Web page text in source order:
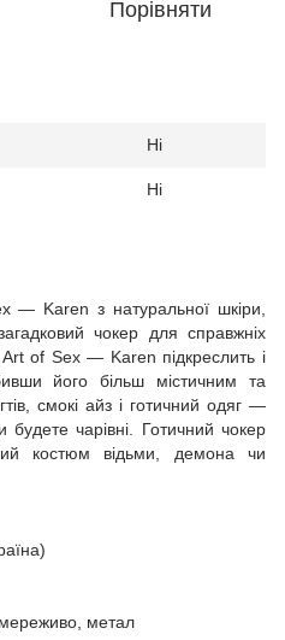
Порівняти
Ні
Ні
— Karen з натуральної шкіри,
чокер для справжніх
of Sex — Karen підкреслить і
його більш містичним та
смокі айз і готичний одяг —
чарівні. Готичний чокер
костюм відьми, демона чи
метал